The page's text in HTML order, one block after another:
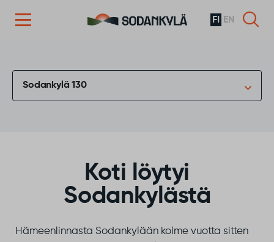
FI EN
Sodankylä 130
Koti löytyi
Sodankylästä
Hämeenlinnasta Sodankylään kolme vuotta sitten